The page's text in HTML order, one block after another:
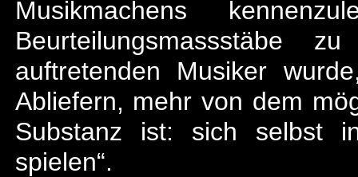
Musikmachens
auftretenden Musiker
Abliefern, mehr von dem
Substanz ist: sich selbst
spielen“.